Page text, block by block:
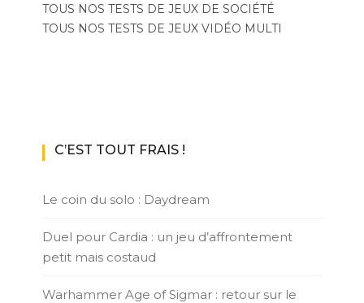
TOUS NOS TESTS DE JEUX DE SOCIÉTÉ
TOUS NOS TESTS DE JEUX VIDÉO MULTI
C’EST TOUT FRAIS !
Le coin du solo : Daydream
Duel pour Cardia : un jeu d’affrontement
petit mais costaud
Warhammer Age of Sigmar : retour sur le